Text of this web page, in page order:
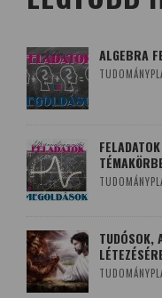
ALGEBRA
TUDÓSOK,